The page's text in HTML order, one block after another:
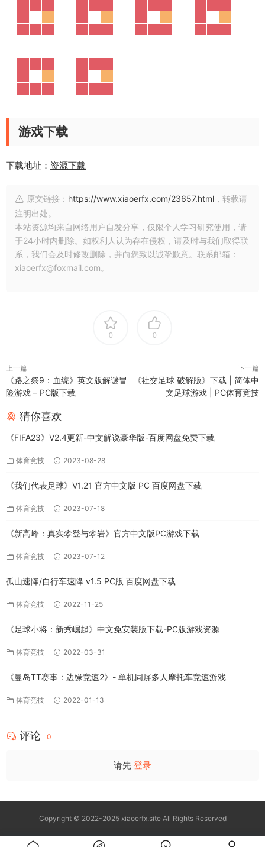
游戏下载
下载地址： 资源下载
原文链接： https://www.xiaoerfx.com/23657.html ，转载请
注明出处。
本站资源均来自网络用户自发分享，仅限个人学习研究使用，请
于24小时内删除。如权利人认为存在侵权，请及时与我们取得联
系，我们会及时修改删除，并向您致以诚挚歉意。联系邮箱：
xiaoerfx@foxmail.com。
0 0
上一篇
《路之祭9：血统》英文版解谜冒
险游戏 – PC版下载
下一篇
《社交足球 破解版》下载 | 简体中
文足球游戏 | PC体育竞技
猜你喜欢
《FIFA23》V2.4更新-中文解说豪华版-百度网盘免费下载
体育竞技 2023-08-28
《我们代表足球》V1.21 官方中文版 PC 百度网盘下载
体育竞技 2023-07-18
《新高峰：真实攀登与攀岩》官方中文版PC游戏下载
体育竞技 2023-07-12
孤山速降/自行车速降 v1.5 PC版 百度网盘下载
体育竞技 2022-11-25
《足球小将：新秀崛起》中文免安装版下载-PC版游戏资源
体育竞技 2022-03-31
《曼岛TT赛事：边缘竞速2》- 单机同屏多人摩托车竞速游戏
体育竞技 2022-01-13
评论 0
请先 登录
Copyright © 2022-2025 xiaoerfx.site All Rights Reserved